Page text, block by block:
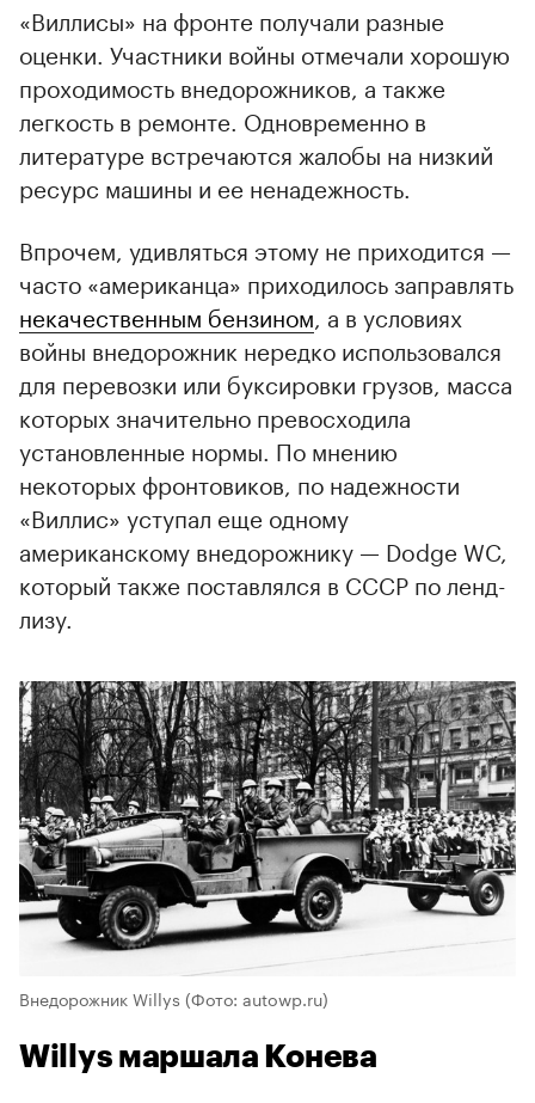
«Виллисы» на фронте получали разные
оценки. Участники войны отмечали хорошую
проходимость внедорожников, а также
легкость в ремонте. Одновременно в
литературе встречаются жалобы на низкий
ресурс машины и ее ненадежность.
Впрочем, удивляться этому не приходится —
часто «американца» приходилось заправлять
некачественным бензином, а в условиях
войны внедорожник нередко использовался
для перевозки или буксировки грузов, масса
которых значительно превосходила
установленные нормы. По мнению
некоторых фронтовиков, по надежности
«Виллис» уступал еще одному
американскому внедорожнику — Dodge WC,
который также поставлялся в СССР по ленд-
лизу.
Внедорожник Willys (Фото: autowp.ru)
Willys маршала Конева